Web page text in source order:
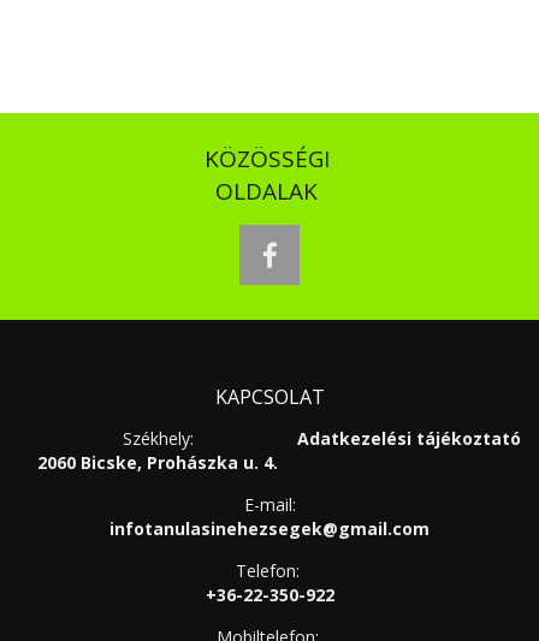
KÖZÖSSÉGI
OLDALAK
facebook
KAPCSOLAT
Adatkezelési tájékoztató
Székhely:
2060 Bicske, Prohászka u. 4.
E-mail:
infotanulasinehezsegek@gmail.com
Telefon:
+36-22-350-922